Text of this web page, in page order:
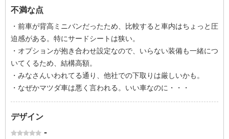
不満な点
・前車が背高ミニバンだったため、比較すると車内はちょっと圧
迫感がある。特にサードシートは狭い。
・オプションが抱き合わせ設定なので、いらない装備も一緒につ
いてくるため、結構高額。
・みなさんいわれてる通り、他社での下取りは厳しいかも。
・なぜかマツダ車は悪く言われる。いい車なのに・・・
デザイン
-